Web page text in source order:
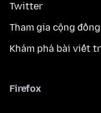
Twitter
Tham gia cộng
Khám phá bài viết
Firefox